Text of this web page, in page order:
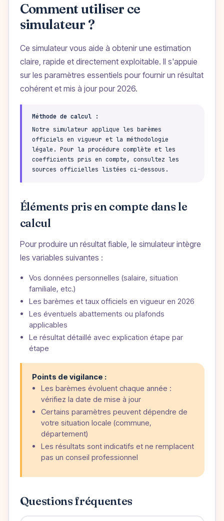
Comment utiliser ce
simulateur ?
Ce simulateur vous aide à obtenir une estimation
claire, rapide et directement exploitable. Il s'appuie
sur les paramètres essentiels pour fournir un résultat
cohérent et mis à jour pour 2026.
Méthode de calcul :
Notre simulateur applique les barèmes
officiels en vigueur et la méthodologie
légale. Pour la procédure complète et les
coefficients pris en compte, consultez les
sources officielles listées ci-dessous.
Éléments pris en compte dans le
calcul
Pour produire un résultat fiable, le simulateur intègre
les variables suivantes :
Vos données personnelles (salaire, situation
familiale, etc.)
Les barèmes et taux officiels en vigueur en 2026
Les éventuels abattements ou plafonds
applicables
Le résultat détaillé avec explication étape par
étape
Points de vigilance :
Les barèmes évoluent chaque année :
vérifiez la date de mise à jour
Certains paramètres peuvent dépendre de
votre situation locale (commune,
département)
Les résultats sont indicatifs et ne remplacent
pas un conseil professionnel
Questions fréquentes